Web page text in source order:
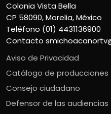
Colonia Vista Bella
CP 58090, Morelia, México
Teléfono (01) 4431136900
Contacto
Aviso de Privacidad
Catálogo de producciones
Consejo ciudadano
Defensor de las audiencias